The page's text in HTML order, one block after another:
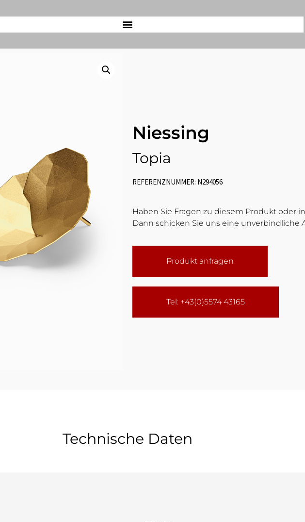
Niessing
Topia
REFERENZNUMMER: N294056
Haben Sie Fragen zu diesem Produkt oder
Dann schicken Sie uns eine unverbindliche
Produkt anfragen
Tel: +43(0)5574 43165
Technische Daten